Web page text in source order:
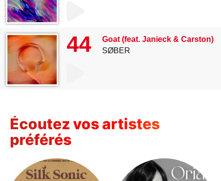
44
Goat (feat. Janieck & Carston)
SØBER
Écoutez vos artistes
préférés